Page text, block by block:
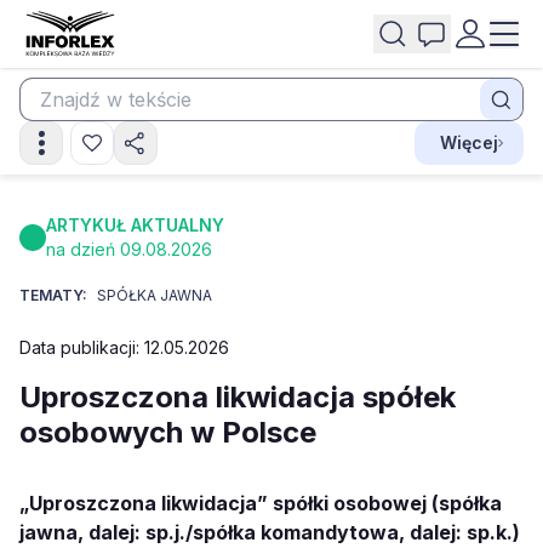
Więcej
ARTYKUŁ AKTUALNY
na dzień 09.08.2026
TEMATY: SPÓŁKA JAWNA
Data publikacji: 12.05.2026
Uproszczona likwidacja spółek
osobowych w Polsce
„Uproszczona likwidacja” spółki osobowej (spółka
jawna, dalej: sp.j./spółka komandytowa, dalej: sp.k.)